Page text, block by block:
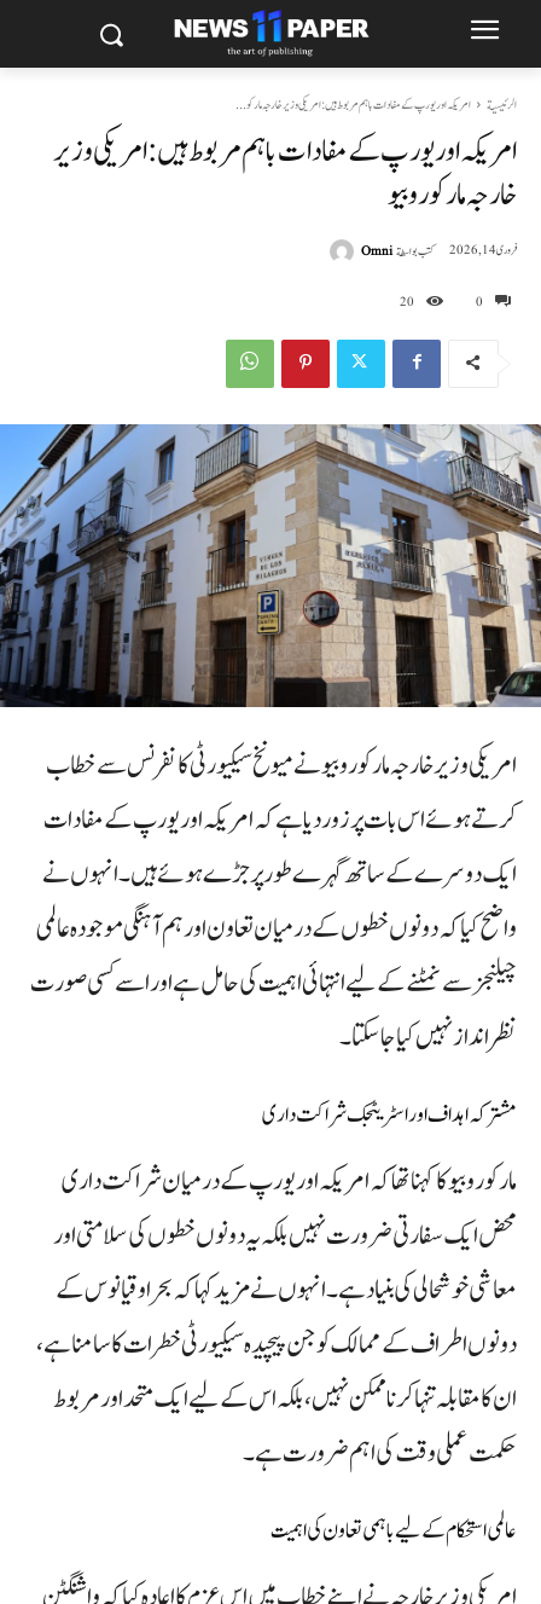
الرئيسية امریکہ اور یورپ کے مفادات باہم مربوط ہیں: امریکی وزیر خارجہ مارکو...
امریکہ اور یورپ کے مفادات باہم مربوط ہیں: امریکی وزیر
خارجہ مارکو روبیو
0
20
فروری 14, 2026 كتب بواسطةOmni
امریکی وزیر خارجہ مارکو روبیو نے میونخ سیکیورٹی کانفرنس سے خطاب
کرتے ہوئے اس بات پر زور دیا ہے کہ امریکہ اور یورپ کے مفادات
ایک دوسرے کے ساتھ گہرے طور پر جڑے ہوئے ہیں۔ انہوں نے
واضح کیا کہ دونوں خطوں کے درمیان تعاون اور ہم آہنگی موجودہ عالمی
چیلنجز سے نمٹنے کے لیے انتہائی اہمیت کی حامل ہے اور اسے کسی صورت
نظر انداز نہیں کیا جا سکتا۔
مشترکہ اہداف اور اسٹریٹجک شراکت داری
مارکو روبیو کا کہنا تھا کہ امریکہ اور یورپ کے درمیان شراکت داری
محض ایک سفارتی ضرورت نہیں بلکہ یہ دونوں خطوں کی سلامتی اور
معاشی خوشحالی کی بنیاد ہے۔ انہوں نے مزید کہا کہ بحر اوقیانوس کے
دونوں اطراف کے ممالک کو جن پیچیدہ سیکیورٹی خطرات کا سامنا ہے،
ان کا مقابلہ تنہا کرنا ممکن نہیں، بلکہ اس کے لیے ایک متحد اور مربوط
حکمت عملی وقت کی اہم ضرورت ہے۔
عالمی استحکام کے لیے باہمی تعاون کی اہمیت